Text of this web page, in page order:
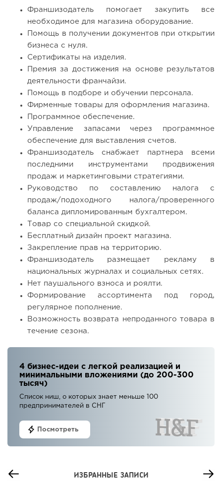
Франшизодатель помогает закупить все
необходимое для магазина оборудование.
Помощь в получении документов при открытии
бизнеса с нуля.
Сертификаты на изделия.
Премия за достижения на основе результатов
деятельности франчайзи.
Помощь в подборе и обучении персонала.
Фирменные товары для оформления магазина.
Программное обеспечение.
Управление запасами через программное
обеспечение для выставления счетов.
Франшизодатель снабжает партнера всеми
последними инструментами продвижения
продаж и маркетинговыми стратегиями.
Руководство по составлению налога с
продаж/подоходного налога/проверенного
баланса дипломированным бухгалтером.
Товар со специальной скидкой.
Бесплатный дизайн проект магазина.
Закрепление прав на территорию.
Франшизодатель размещает рекламу в
национальных журналах и социальных сетях.
Нет паушального взноса и роялти.
Формирование ассортимента под город,
регулярное пополнение.
Возможность возврата непроданного товара в
течение сезона.
4 бизнес-идеи с легкой реализацией и
минимальными вложениями (до 200-300
тысяч)
Список ниш, о которых знает меньше 100
предпринимателей в СНГ
Посмотреть
ИЗБРАННЫЕ ЗАПИСИ